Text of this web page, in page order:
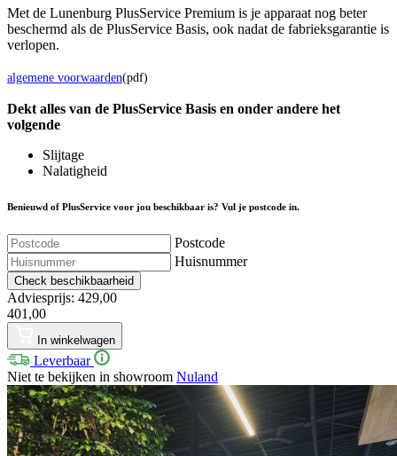
Met de Lunenburg PlusService Premium is je apparaat nog beter
beschermd als de PlusService Basis, ook nadat de fabrieksgarantie is
verlopen.
algemene voorwaarden(pdf)
Dekt alles van de PlusService Basis en onder andere het
volgende
Slijtage
Nalatigheid
Benieuwd of PlusService voor jou beschikbaar is? Vul je postcode in.
Postcode
Huisnummer
Check beschikbaarheid
Adviesprijs: 429,00
401,00
In winkelwagen
Leverbaar
Niet te bekijken in showroom Nuland